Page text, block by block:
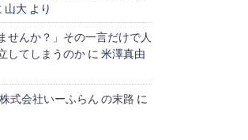
山大 より
せんか？」その一言だけで人
してしまうのか に 米澤真由
式会社いーふらん の末路 に